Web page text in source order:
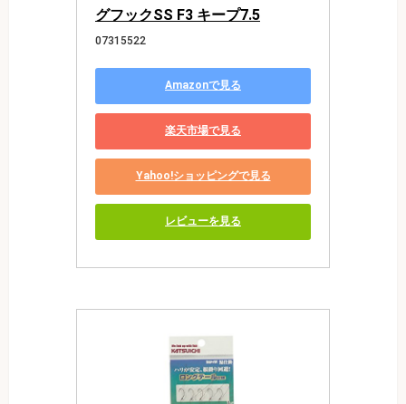
グフックSS F3 キープ7.5
07315522
Amazonで見る
楽天市場で見る
Yahoo!ショッピングで見る
レビューを見る